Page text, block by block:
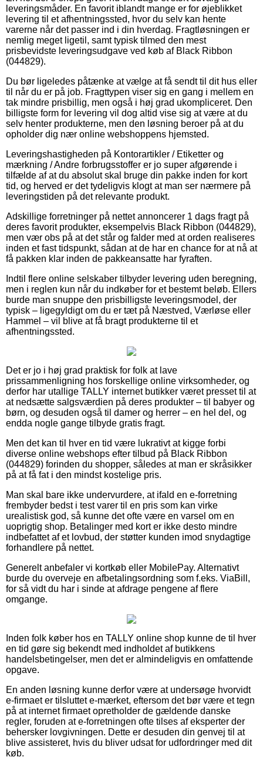
leveringsmåder. En favorit iblandt mange er for øjeblikket
levering til et afhentningssted, hvor du selv kan hente
varerne når det passer ind i din hverdag. Fragtløsningen er
nemlig meget ligetil, samt typisk tilmed den mest
prisbevidste leveringsudgave ved køb af Black Ribbon
(044829).
Du bør ligeledes påtænke at vælge at få sendt til dit hus eller
til når du er på job. Fragttypen viser sig en gang i mellem en
tak mindre prisbillig, men også i høj grad ukompliceret. Den
billigste form for levering vil dog altid vise sig at være at du
selv henter produkterne, men den løsning beroer på at du
opholder dig nær online webshoppens hjemsted.
Leveringshastigheden på Kontorartikler / Etiketter og
mærkning / Andre forbrugsstoffer er jo super afgørende i
tilfælde af at du absolut skal bruge din pakke inden for kort
tid, og herved er det tydeligvis klogt at man ser nærmere på
leveringstiden på det relevante produkt.
Adskillige forretninger på nettet annoncerer 1 dags fragt på
deres favorit produkter, eksempelvis Black Ribbon (044829),
men vær obs på at det står og falder med at orden realiseres
inden et fast tidspunkt, sådan at de har en chance for at nå at
få pakken klar inden de pakkeansatte har fyraften.
Indtil flere online selskaber tilbyder levering uden beregning,
men i reglen kun når du indkøber for et bestemt beløb. Ellers
burde man snuppe den prisbilligste leveringsmodel, der
typisk – ligegyldigt om du er tæt på Næstved, Værløse eller
Hammel – vil blive at få bragt produkterne til et
afhentningssted.
Det er jo i høj grad praktisk for folk at lave
prissammenligning hos forskellige online virksomheder, og
derfor har utallige TALLY internet butikker været presset til at
at nedsætte salgsværdien på deres produkter – til babyer og
børn, og desuden også til damer og herrer – en hel del, og
endda nogle gange tilbyde gratis fragt.
Men det kan til hver en tid være lukrativt at kigge forbi
diverse online webshops efter tilbud på Black Ribbon
(044829) forinden du shopper, således at man er skråsikker
på at få fat i den mindst kostelige pris.
Man skal bare ikke undervurdere, at ifald en e-forretning
frembyder bedst i test varer til en pris som kan virke
urealistisk god, så kunne det ofte være en varsel om en
uoprigtig shop. Betalinger med kort er ikke desto mindre
indbefattet af et lovbud, der støtter kunden imod snydagtige
forhandlere på nettet.
Generelt anbefaler vi kortkøb eller MobilePay. Alternativt
burde du overveje en afbetalingsordning som f.eks. ViaBill,
for så vidt du har i sinde at afdrage pengene af flere
omgange.
Inden folk køber hos en TALLY online shop kunne de til hver
en tid gøre sig bekendt med indholdet af butikkens
handelsbetingelser, men det er almindeligvis en omfattende
opgave.
En anden løsning kunne derfor være at undersøge hvorvidt
e-firmaet er tilsluttet e-mærket, eftersom det bør være et tegn
på at internet firmaet opretholder de gældende danske
regler, foruden at e-forretningen ofte tilses af eksperter der
behersker lovgivningen. Dette er desuden din genvej til at
blive assisteret, hvis du bliver udsat for udfordringer med dit
køb.